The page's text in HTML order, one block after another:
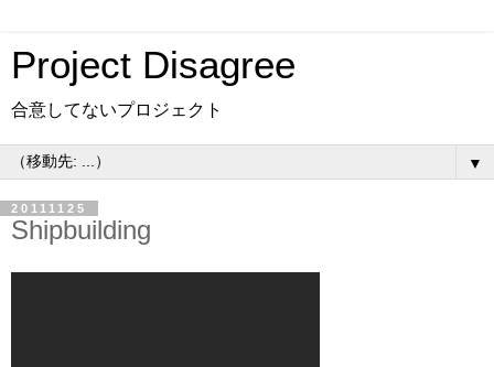
Project Disagree
合意してないプロジェクト
▼
20111125
Shipbuilding